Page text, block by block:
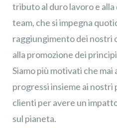
tributo al duro lavoro e
team, che si impegna
raggiungimento dei nostri
alla promozione dei
Siamo più motivati che
progressi insieme ai
clienti per avere un
sul pianeta.